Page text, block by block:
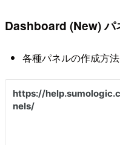
Dashboard (New) パ
各種パネルの作成方